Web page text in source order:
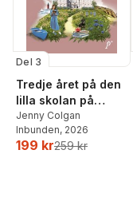
Del 3
Tredje året på den
lilla skolan på
klippan
Jenny Colgan
Inbunden, 2026
199 kr259 kr